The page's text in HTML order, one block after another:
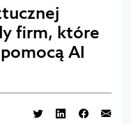
firm, które
AI